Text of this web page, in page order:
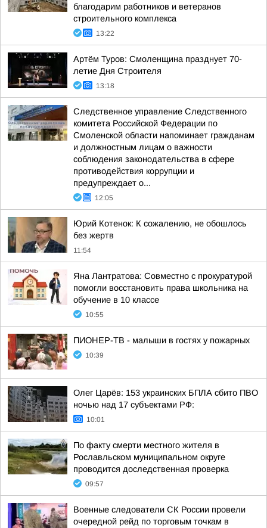
благодарим работников и ветеранов
строительного комплекса
13:22
Артём Туров: Смоленщина празднует 70-
летие Дня Строителя
13:18
Следственное управление Следственного
комитета Российской Федерации по
Смоленской области напоминает гражданам
и должностным лицам о важности
соблюдения законодательства в сфере
противодействия коррупции и
предупреждает о...
12:05
Юрий Котенок: К сожалению, не обошлось
без жертв
11:54
Яна Лантратова: Совместно с прокуратурой
помогли восстановить права школьника на
обучение в 10 классе
10:55
ПИОНЕР-ТВ - малыши в гостях у пожарных
10:39
Олег Царёв: 153 украинских БПЛА сбито ПВО
ночью над 17 субъектами РФ:
10:01
По факту смерти местного жителя в
Рославльском муниципальном округе
проводится доследственная проверка
09:57
Военные следователи СК России провели
очередной рейд по торговым точкам в